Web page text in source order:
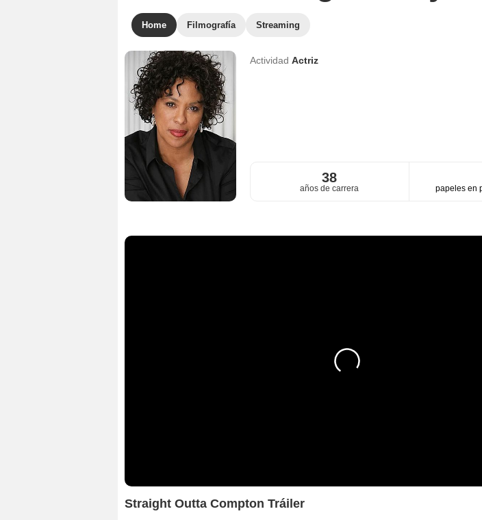
Home Filmografía Streaming
Actividad Actriz
38
años de carrera papeles en
Straight Outta Compton Tráiler